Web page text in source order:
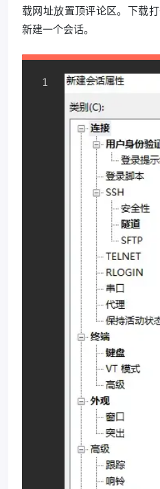
载网址放置顶评论区。下载
新建一个会话。